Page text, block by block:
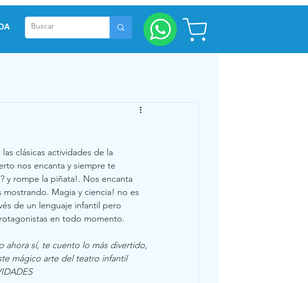
clásicas actividades de la
nos encanta y siempre te
y rompe la piñata!. Nos encanta
Magia y ciencia! no es
de un lenguaje infantil pero
en todo momento.
sí, te cuento lo más divertido,
mágico arte del teatro infantil